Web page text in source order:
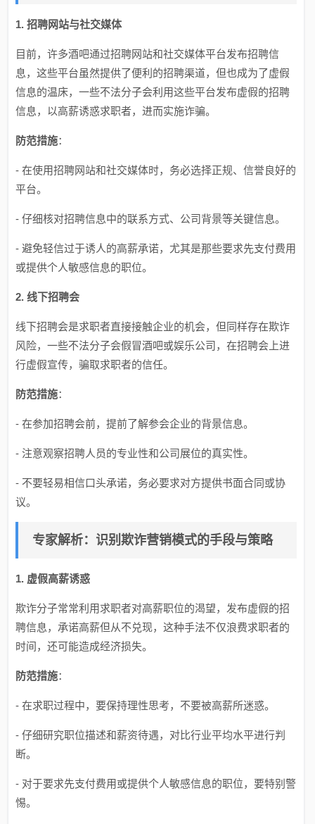
1. 招聘网站与社交媒体
目前，许多酒吧通过招聘网站和社交媒体平台发布招聘信
息，这些平台虽然提供了便利的招聘渠道，但也成为了虚假
信息的温床，一些不法分子会利用这些平台发布虚假的招聘
信息，以高薪诱惑求职者，进而实施诈骗。
防范措施：
- 在使用招聘网站和社交媒体时，务必选择正规、信誉良好的
平台。
- 仔细核对招聘信息中的联系方式、公司背景等关键信息。
- 避免轻信过于诱人的高薪承诺，尤其是那些要求先支付费用
或提供个人敏感信息的职位。
2. 线下招聘会
线下招聘会是求职者直接接触企业的机会，但同样存在欺诈
风险，一些不法分子会假冒酒吧或娱乐公司，在招聘会上进
行虚假宣传，骗取求职者的信任。
防范措施：
- 在参加招聘会前，提前了解参会企业的背景信息。
- 注意观察招聘人员的专业性和公司展位的真实性。
- 不要轻易相信口头承诺，务必要求对方提供书面合同或协
议。
专家解析：识别欺诈营销模式的手段与策略
1. 虚假高薪诱惑
欺诈分子常常利用求职者对高薪职位的渴望，发布虚假的招
聘信息，承诺高薪但从不兑现，这种手法不仅浪费求职者的
时间，还可能造成经济损失。
防范措施：
- 在求职过程中，要保持理性思考，不要被高薪所迷惑。
- 仔细研究职位描述和薪资待遇，对比行业平均水平进行判
断。
- 对于要求先支付费用或提供个人敏感信息的职位，要特别警
惕。